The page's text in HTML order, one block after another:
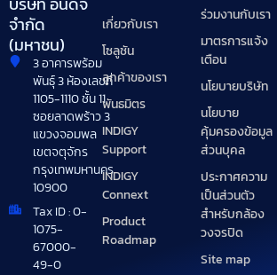
จำกัด
(มหาชน)
3 อาคารพร้อม
พันธุ์ 3 ห้องเลขที่
1105-1110 ชั้น 11
ซอยลาดพร้าว 3
แขวงจอมพล
เขตจตุจักร
กรุงเทพมหานคร
10900
Tax ID : 0-
1075-
67000-
49-0
เกี่ยวกับเรา
โซลูชัน
ลูกค้าของเรา
พันธมิตร
INDIGY
Support
INDIGY
Connext
Product
Roadmap
ร่วมงานกับเรา
มาตรการแจ้ง
เตือน
นโยบายบริษัท
นโยบาย
คุ้มครองข้อมูล
ส่วนบุคล
ประกาศความ
เป็นส่วนตัว
สำหรับกล้อง
วงจรปิด
Site map